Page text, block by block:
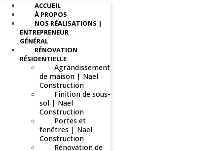
ACCUEIL
À PROPOS
NOS RÉALISATIONS |
ENTREPRENEUR
GÉNÉRAL
RÉNOVATION
RÉSIDENTIELLE
Agrandissement
de maison | Nael
Construction
Finition de sous-
sol | Nael
Construction
Portes et
fenêtres | Nael
Construction
Rénovation de